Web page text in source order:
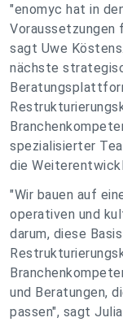
"enomyc hat in
Voraussetzungen
sagt Uwe
nächste
spezialisierter
die
"Wir bauen auf
operativen und
darum, diese
und Beratungen,
passen", sagt